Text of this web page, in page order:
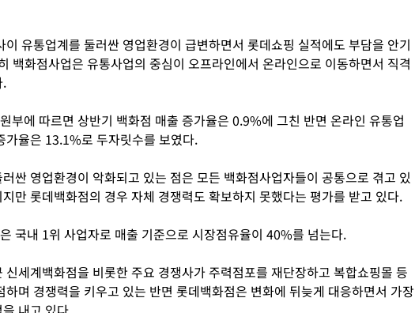
이 유통업계를 둘러싼 영업환경이 급변하면서 롯데쇼핑 실적에도 부담을 안기
백화점사업은 유통사업의 중심이 오프라인에서 온라인으로 이동하면서 직격
.
부에 따르면 상반기 백화점 매출 증가율은 0.9%에 그친 반면 온라인 유통업
가율은 13.1%로 두자릿수를 보였다.
싼 영업환경이 악화되고 있는 점은 모든 백화점사업자들이 공통으로 겪고 있
만 롯데백화점의 경우 자체 경쟁력도 확보하지 못했다는 평가를 받고 있다.
국내 1위 사업자로 매출 기준으로 시장점유율이 40%를 넘는다.
신세계백화점을 비롯한 주요 경쟁사가 주력점포를 재단장하고 복합쇼핑몰 등
하며 경쟁력을 키우고 있는 반면 롯데백화점은 변화에 뒤늦게 대응하면서 가장